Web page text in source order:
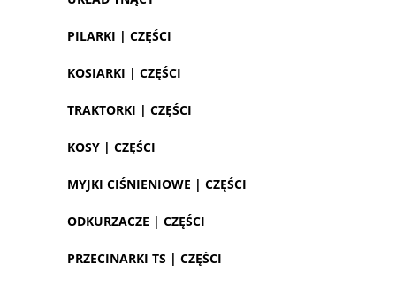
PILARKI | CZĘŚCI
KOSIARKI | CZĘŚCI
TRAKTORKI | CZĘŚCI
KOSY | CZĘŚCI
MYJKI CIŚNIENIOWE | CZĘŚCI
ODKURZACZE | CZĘŚCI
PRZECINARKI TS | CZĘŚCI